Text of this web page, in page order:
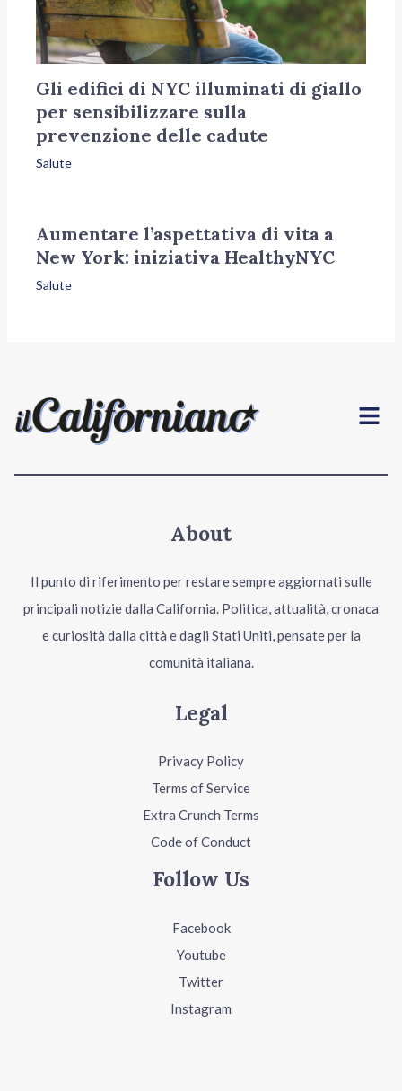
Gli edifici di NYC illuminati di giallo
per sensibilizzare sulla
prevenzione delle cadute
Salute
Aumentare l’aspettativa di vita a
New York: iniziativa HealthyNYC
Salute
Menu
About
Il punto di riferimento per restare sempre aggiornati sulle
principali notizie dalla California. Politica, attualità, cronaca
e curiosità dalla città e dagli Stati Uniti, pensate per la
comunità italiana.
Legal
Privacy Policy
Terms of Service
Extra Crunch Terms
Code of Conduct
Follow Us
Facebook
Youtube
Twitter
Instagram